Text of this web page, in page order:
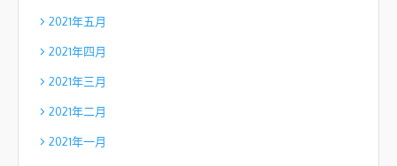
2021年五月
2021年四月
2021年三月
2021年二月
2021年一月